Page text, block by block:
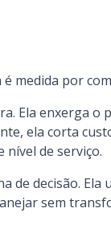
medida por
Ela enxerga o
ela corta
nível de serviço.
decisão. Ela
sem